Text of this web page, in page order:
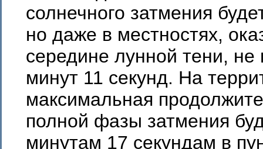
солнечного затмения
но даже в местностях,
середине лунной тени, не
минут 11 секунд. На
максимальная
полной фазы затмения
минутам 17 секундам в